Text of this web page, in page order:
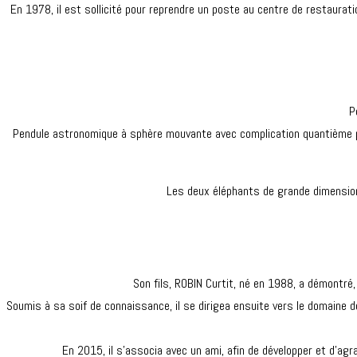
En 1978, il est sollicité pour reprendre un poste au centre de
Pendule astronomique à sphère mouvante avec complication
Les deux éléphants de grande
Son fils, ROBIN Curtit, né en 1988, a
Soumis à sa soif de connaissance, il se dirigea ensuite vers le
En 2015, il s’associa avec un ami, afin de développer et